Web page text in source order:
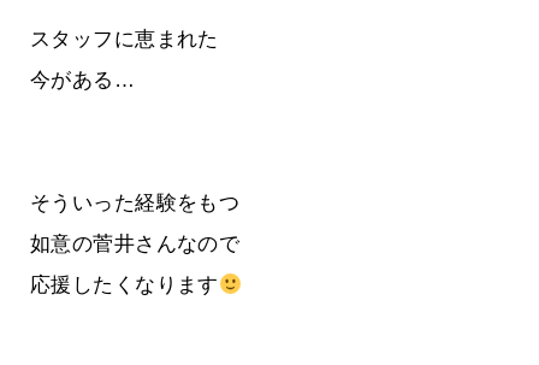
スタッフに恵まれた
今がある…
そういった経験をもつ
如意の菅井さんなので
応援したくなります